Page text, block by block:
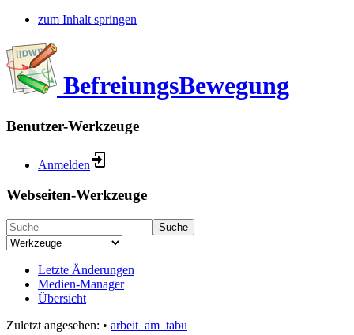
zum Inhalt springen
BefreiungsBewegung
Benutzer-Werkzeuge
Anmelden
Webseiten-Werkzeuge
Suche
Letzte Änderungen
Medien-Manager
Übersicht
Zuletzt angesehen: • arbeit_am_tabu